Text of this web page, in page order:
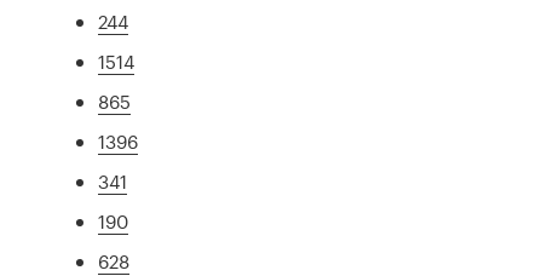
244
1514
865
1396
341
190
628